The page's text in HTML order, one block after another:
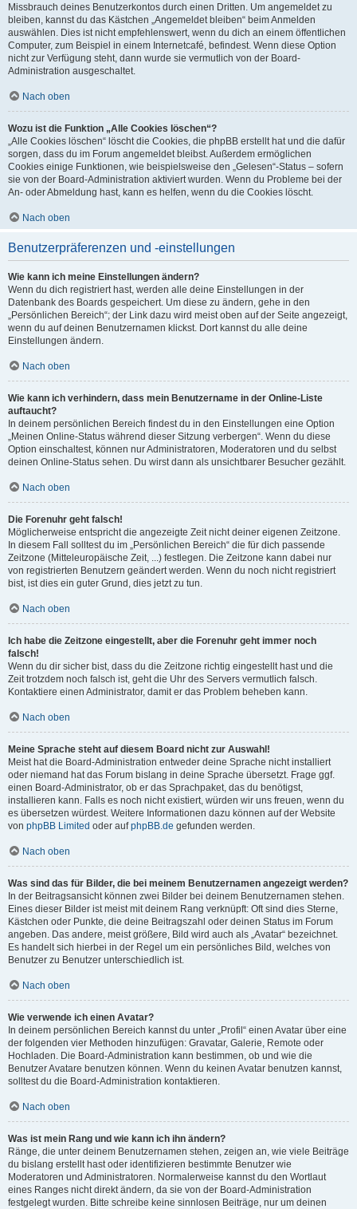
Missbrauch deines Benutzerkontos durch einen Dritten. Um angemeldet zu
bleiben, kannst du das Kästchen „Angemeldet bleiben“ beim Anmelden
auswählen. Dies ist nicht empfehlenswert, wenn du dich an einem öffentlichen
Computer, zum Beispiel in einem Internetcafé, befindest. Wenn diese Option
nicht zur Verfügung steht, dann wurde sie vermutlich von der Board-
Administration ausgeschaltet.
Nach oben
Wozu ist die Funktion „Alle Cookies löschen“?
„Alle Cookies löschen“ löscht die Cookies, die phpBB erstellt hat und die dafür
sorgen, dass du im Forum angemeldet bleibst. Außerdem ermöglichen
Cookies einige Funktionen, wie beispielsweise den „Gelesen“-Status – sofern
sie von der Board-Administration aktiviert wurden. Wenn du Probleme bei der
An- oder Abmeldung hast, kann es helfen, wenn du die Cookies löscht.
Nach oben
Benutzerpräferenzen und -einstellungen
Wie kann ich meine Einstellungen ändern?
Wenn du dich registriert hast, werden alle deine Einstellungen in der
Datenbank des Boards gespeichert. Um diese zu ändern, gehe in den
„Persönlichen Bereich“; der Link dazu wird meist oben auf der Seite angezeigt,
wenn du auf deinen Benutzernamen klickst. Dort kannst du alle deine
Einstellungen ändern.
Nach oben
Wie kann ich verhindern, dass mein Benutzername in der Online-Liste
auftaucht?
In deinem persönlichen Bereich findest du in den Einstellungen eine Option
„Meinen Online-Status während dieser Sitzung verbergen“. Wenn du diese
Option einschaltest, können nur Administratoren, Moderatoren und du selbst
deinen Online-Status sehen. Du wirst dann als unsichtbarer Besucher gezählt.
Nach oben
Die Forenuhr geht falsch!
Möglicherweise entspricht die angezeigte Zeit nicht deiner eigenen Zeitzone.
In diesem Fall solltest du im „Persönlichen Bereich“ die für dich passende
Zeitzone (Mitteleuropäische Zeit, ...) festlegen. Die Zeitzone kann dabei nur
von registrierten Benutzern geändert werden. Wenn du noch nicht registriert
bist, ist dies ein guter Grund, dies jetzt zu tun.
Nach oben
Ich habe die Zeitzone eingestellt, aber die Forenuhr geht immer noch
falsch!
Wenn du dir sicher bist, dass du die Zeitzone richtig eingestellt hast und die
Zeit trotzdem noch falsch ist, geht die Uhr des Servers vermutlich falsch.
Kontaktiere einen Administrator, damit er das Problem beheben kann.
Nach oben
Meine Sprache steht auf diesem Board nicht zur Auswahl!
Meist hat die Board-Administration entweder deine Sprache nicht installiert
oder niemand hat das Forum bislang in deine Sprache übersetzt. Frage ggf.
einen Board-Administrator, ob er das Sprachpaket, das du benötigst,
installieren kann. Falls es noch nicht existiert, würden wir uns freuen, wenn du
es übersetzen würdest. Weitere Informationen dazu können auf der Website
von phpBB Limited oder aufphpBB.de gefunden werden.
Nach oben
Was sind das für Bilder, die bei meinem Benutzernamen angezeigt werden?
In der Beitragsansicht können zwei Bilder bei deinem Benutzernamen stehen.
Eines dieser Bilder ist meist mit deinem Rang verknüpft: Oft sind dies Sterne,
Kästchen oder Punkte, die deine Beitragszahl oder deinen Status im Forum
angeben. Das andere, meist größere, Bild wird auch als „Avatar“ bezeichnet.
Es handelt sich hierbei in der Regel um ein persönliches Bild, welches von
Benutzer zu Benutzer unterschiedlich ist.
Nach oben
Wie verwende ich einen Avatar?
In deinem persönlichen Bereich kannst du unter „Profil“ einen Avatar über eine
der folgenden vier Methoden hinzufügen: Gravatar, Galerie, Remote oder
Hochladen. Die Board-Administration kann bestimmen, ob und wie die
Benutzer Avatare benutzen können. Wenn du keinen Avatar benutzen kannst,
solltest du die Board-Administration kontaktieren.
Nach oben
Was ist mein Rang und wie kann ich ihn ändern?
Ränge, die unter deinem Benutzernamen stehen, zeigen an, wie viele Beiträge
du bislang erstellt hast oder identifizieren bestimmte Benutzer wie
Moderatoren und Administratoren. Normalerweise kannst du den Wortlaut
eines Ranges nicht direkt ändern, da sie von der Board-Administration
festgelegt wurden. Bitte schreibe keine sinnlosen Beiträge, nur um deinen